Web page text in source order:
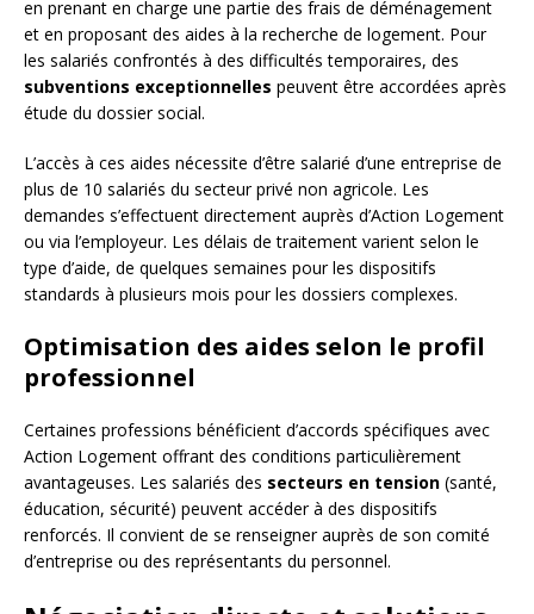
en prenant en charge une partie des frais de déménagement
et en proposant des aides à la recherche de logement. Pour
les salariés confrontés à des difficultés temporaires, des
subventions exceptionnelles peuvent être accordées après
étude du dossier social.
L’accès à ces aides nécessite d’être salarié d’une entreprise de
plus de 10 salariés du secteur privé non agricole. Les
demandes s’effectuent directement auprès d’Action Logement
ou via l’employeur. Les délais de traitement varient selon le
type d’aide, de quelques semaines pour les dispositifs
standards à plusieurs mois pour les dossiers complexes.
Optimisation des aides selon le profil
professionnel
Certaines professions bénéficient d’accords spécifiques avec
Action Logement offrant des conditions particulièrement
avantageuses. Les salariés des secteurs en tension (santé,
éducation, sécurité) peuvent accéder à des dispositifs
renforcés. Il convient de se renseigner auprès de son comité
d’entreprise ou des représentants du personnel.